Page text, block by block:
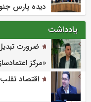
دیده پارس
یادداشت
ضرورت
«مرکز
اقتصاد